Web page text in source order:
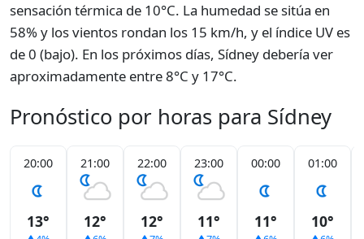
sensación térmica de 10°C. La humedad se sitúa en
58% y los vientos rondan los 15 km/h, y el índice UV es
de 0 (bajo). En los próximos días, Sídney debería ver
aproximadamente entre 8°C y 17°C.
Pronóstico por horas para Sídney
20:00
13°
21:00
12°
22:00
12°
23:00
11°
00:00
11°
01:00
10°